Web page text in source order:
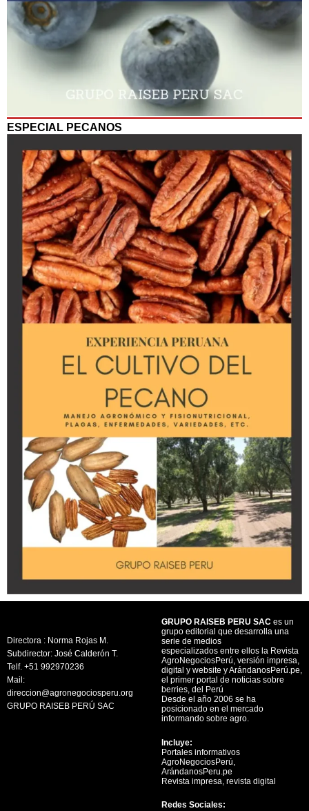
ESPECIAL PECANOS
Directora : Norma Rojas M.
Subdirector: José Calderón T.
Telf. +51 992970236
Mail:
direccion@agronegociosperu.org
GRUPO RAISEB PERÚ SAC
GRUPO RAISEB PERU SAC es un
grupo editorial que desarrolla una
serie de medios
especializados entre ellos la Revista
AgroNegociosPerú, versión impresa,
digital y website y ArándanosPerú.pe,
el primer portal de noticias sobre
berries, del Perú
Desde el año 2006 se ha
posicionado en el mercado
informando sobre agro.
Incluye:
Portales informativos
AgroNegociosPerú,
ArándanosPeru.pe
Revista impresa, revista digital
Redes Sociales: